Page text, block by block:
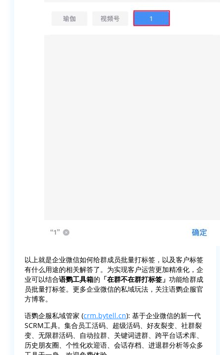
以上就是企业微信如何给群成员批量打标签，以及客户标签
有什么用途的相关解答了。为实现客户运营更加精准化，企
业可以结合语鹦工具箱的 「在群不在群打标签」 功能给群成
员批量打标签。更多企业微信的私域玩法，关注语鹦企服官
方博客。
语鹦企服私域管家 (crm.bytell.cn): 基于企业微信的新一代
SCRM工具。集合员工活码、超级活码、好友裂变、社群裂
变、无限群活码、自动拉群、关键词进群、跨平台话术库、
历史朋友圈、个性化欢迎语、会话存档、进退群分析等众多